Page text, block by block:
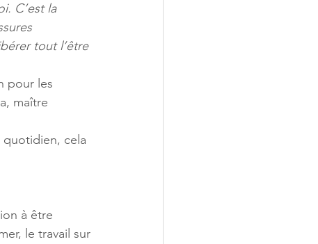
C’est la
tout l’être
pour les
maître
quotidien, cela
à être
le travail sur